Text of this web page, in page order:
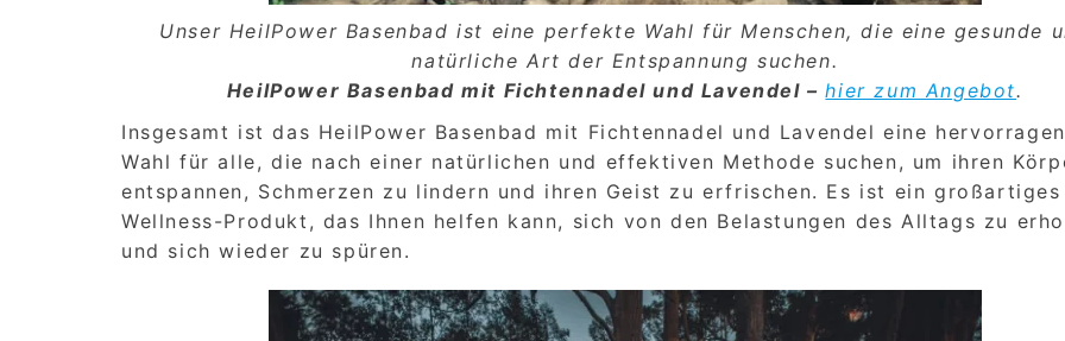
Unser HeilPower Basenbad ist eine perfekte Wahl für Menschen, die eine gesunde
natürliche Art der Entspannung suchen.
HeilPower Basenbad mit Fichtennadel und Lavendel –hier zum Angebot.
Insgesamt ist das HeilPower Basenbad mit Fichtennadel und Lavendel eine
Wahl für alle, die nach einer natürlichen und effektiven Methode suchen, um ihren
entspannen, Schmerzen zu lindern und ihren Geist zu erfrischen. Es ist ein großartiges
Wellness-Produkt, das Ihnen helfen kann, sich von den Belastungen des Alltags zu
und sich wieder zu spüren.